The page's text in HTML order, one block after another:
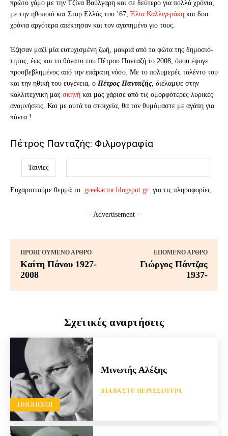
Σχετικές αναρτήσεις
HΘΟΠΟΙΟΊ
Μινωτής Αλέξης
ΔΙΑΒΆΣΤΕ ΠΕΡΙΣΣΌΤΕΡΑ
πρώτο γάμο με την Τζίνα Βούλγαρη και σε δεύτερο για πολλά χρόνια,
με την ηθοποιό και Σταρ Ελλάς του ’67,Έλια Καλλιγεράκη και δυο
χρόνια αργότερα απέκτησαν και τον αγαπημένο γιο τους.
Έζησαν μαζί μία ευτυχισμένη ζωή, μακριά από τα φώτα της δημοσιό-
τητας, έως και το θάνατο του Πέτρου Πανταζή το 2008, όπου έφυγε
προσβεβλημένος από την επάρατη νόσο. Με το πολυμερές ταλέντο του
και την ηθική του ευγένεια, ο Πέτρος Πανταζής, διέλαμψε στην
καλλιτεχνική μας σκηνή και μας χάρισε από τις ομορφότερες λυρικές
αναμνήσεις. Και με αυτά τα στοιχεία, θα τον θυμόμαστε με αγάπη για
πάντα !
Πέτρος Πανταζής: Φιλμογραφία
Ταινίες
Ευχαριστούμε θερμά το greekactor.blogspot.gr για τις πληροφορίες.
- Advertisement -
ΠΡΟΗΓΟΎΜΕΝΟ ΆΡΘΡΟ
Καίτη Πάνου 1927-
2008
ΕΠΌΜΕΝΟ ΆΡΘΡΟ
Γιώργος Πάντζας
1937-